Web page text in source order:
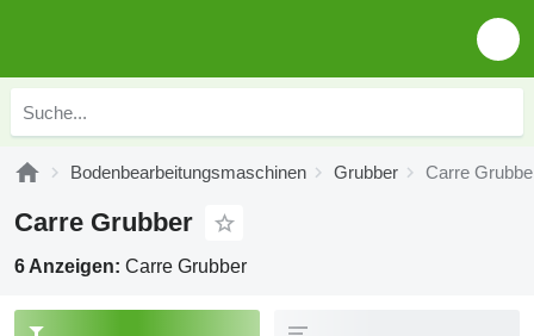
Bodenbearbeitungsmaschinen Grubber Carre
Carre Grubber
6 Anzeigen: Carre Grubber